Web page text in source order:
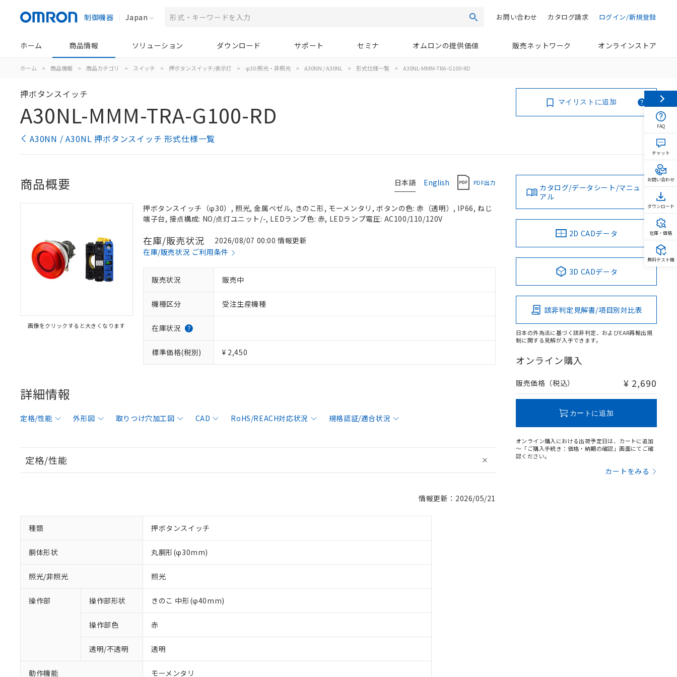
制御機器 Japan 検索 ログイン/新規登録
カタログ請求
お問い合わせ
ホーム 商品情報 ソリューション ダウンロード サポート セミナ オムロンの提供価値 販売ネットワーク オンラインストア
ホーム > 商品情報 > 商品カテゴリ > スイッチ > 押ボタンスイッチ/表示灯 > φ30:照光・非照光 > A30NN / A30NL > 形式仕様一覧 > A30NL-MMM-TRA-G100-RD
押ボタンスイッチ
A30NL-MMM-TRA-G100-RD
A30NN / A30NL 押ボタンスイッチ 形式仕様一覧
マイリストに追加
日本語 English PDF出力
商品概要
画像をクリックすると大きくなります
押ボタンスイッチ（φ30）, 照光, 金属ベゼル, きのこ形, モーメンタリ, ボタンの色: 赤（透明）, IP66, ねじ
端子台, 接点構成: NO/点灯ユニット/-, LEDランプ色: 赤, LEDランプ電圧: AC100/110/120V
在庫/販売状況
2026/08/07 00:00 情報更新
在庫/販売状況 ご利用条件
販売状況 販売中
機種区分 受注生産機種
在庫状況
標準価格(税別) ¥ 2,450
詳細情報
定格/性能 外形図 取りつけ穴加工図 CAD RoHS/REACH対応状況 規格認証/適合状況
定格/性能
情報更新：2026/05/21
種類 押ボタンスイッチ
胴体形状 丸胴形(φ30mm)
照光/非照光 照光
操作部 操作部形状 きのこ 中形(φ40mm)
操作部色 赤
透明/不透明 透明
動作機能 モーメンタリ
カタログ/データシート/マニュ
アル
2D CADデータ
3D CADデータ
該非判定見解書/項目別対比表
日本の外為法に基づく該非判定、およびEAR再輸出規
制に関する見解が入手できます。
オンライン購入
販売価格（税込） ¥ 2,690
カートに追加
オンライン購入における出荷予定日は、カートに追加
～「ご購入手続き：価格・納期の確認」画面にてご確
認ください。
カートをみる
FAQ
チャット
お問い合わせ
ダウンロード
在庫・価格
無料テスト機